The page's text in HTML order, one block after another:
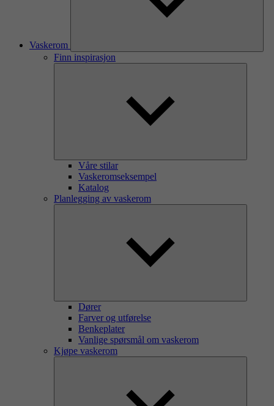
Vaskerom
Finn inspirasjon
Våre stilar
Vaskeromseksempel
Katalog
Planlegging av vaskerom
Dører
Farver og utførelse
Benkeplater
Vanlige spørsmål om vaskerom
Kjøpe vaskerom